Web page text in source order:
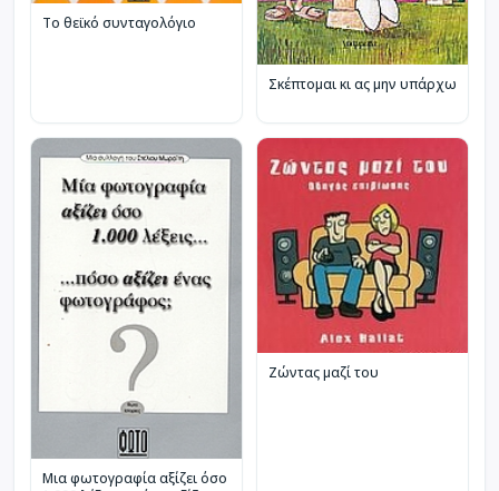
Το θεϊκό συνταγολόγιο
Σκέπτομαι κι ας μην υπάρχω
Μια φωτογραφία αξίζει όσο
Ζώντας μαζί του